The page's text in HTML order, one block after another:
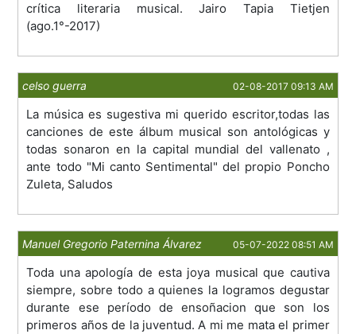
crítica literaria musical. Jairo Tapia Tietjen
(ago.1°-2017)
celso guerra 02-08-2017 09:13 AM
La música es sugestiva mi querido escritor,todas las
canciones de este álbum musical son antológicas y
todas sonaron en la capital mundial del vallenato ,
ante todo "Mi canto Sentimental" del propio Poncho
Zuleta, Saludos
Manuel Gregorio Paternina Álvarez 05-07-2022 08:51 AM
Toda una apología de esta joya musical que cautiva
siempre, sobre todo a quienes la logramos degustar
durante ese período de ensoñacion que son los
primeros años de la juventud. A mi me mata el primer